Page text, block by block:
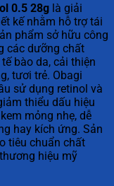
0.5 28g là giải
kế nhằm hỗ trợ tái
phẩm sở hữu công
các dưỡng chất
bào da, cải thiện
tươi trẻ. Obagi
sử dụng retinol và
thiểu dấu hiệu
mỏng nhẹ, dễ
hay kích ứng. Sản
tiêu chuẩn chất
hiệu mỹ